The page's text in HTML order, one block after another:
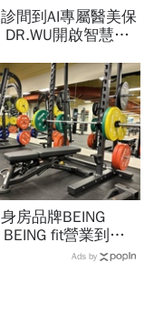
間到AI專屬醫美保
房品牌BEING
fit營業到這
一佳佳如何退費、轉
Ads by